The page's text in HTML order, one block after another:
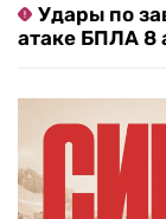
Удары по
атаке БПЛА 8